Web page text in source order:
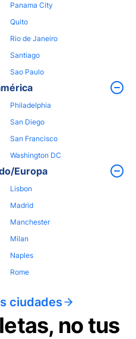
Panama City
Quito
Rio de Janeiro
Santiago
Sao Paulo
Philadelphia
San Diego
San Francisco
Washington DC
Europa
Lisbon
Madrid
Manchester
Milan
Naples
Rome
ciudades
no tus